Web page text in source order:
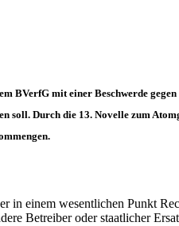
BVerfG mit einer Beschwerde
soll. Durch die 13. Novelle zum
in einem wesentlichen Punkt
Betreiber oder staatlicher